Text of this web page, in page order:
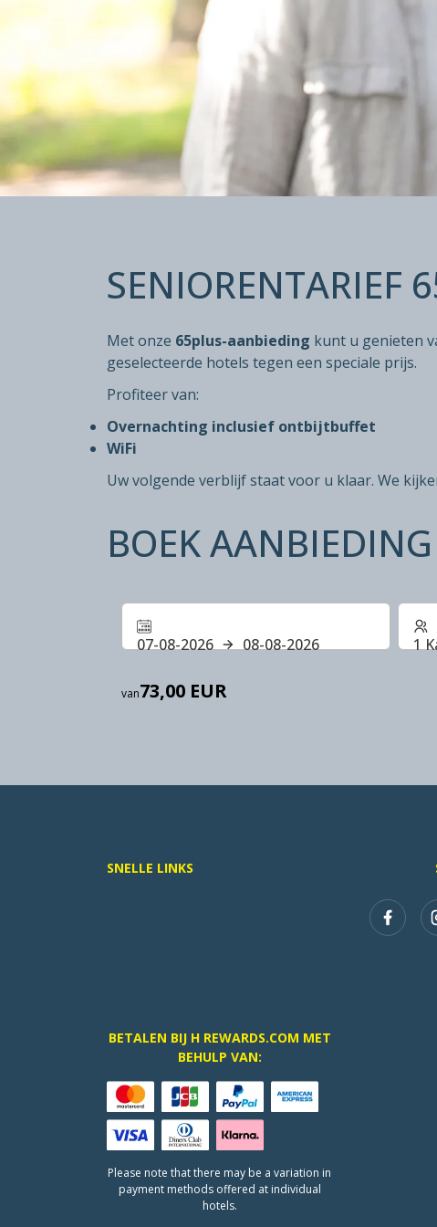
Het hele jaar door beschikbaar op aanvraag
SENIORENTARIEF
Met onze 65plus-aanbieding kunt u genieten
geselecteerde hotels tegen een speciale prijs.
Profiteer van:
Overnachting inclusief ontbijtbuffet
WiFi
Uw volgende verblijf staat voor u klaar. We
BOEK AANBIEDING
07-08-2026 08-08-2026
van73,00 EUR
1
SNELLE LINKS
BETALEN BIJ H REWARDS.COM MET
BEHULP VAN:
Please note that there may be a variation in
payment methods offered at individual
hotels.